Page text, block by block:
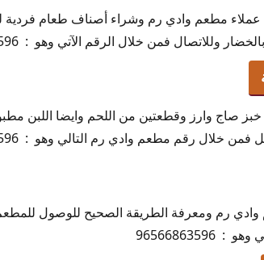
عملاء مطعم وادي رم وشراء أصناف طعام
وللاتصال فمن خلال الرقم الآتي وهو : 96566863596
صاج وارز وقطعتين من اللحم وايضا اللبن
خلال رقم مطعم وادي رم التالي وهو : 66863596
رم ومعرفة الطريقة الصحيح للوصول